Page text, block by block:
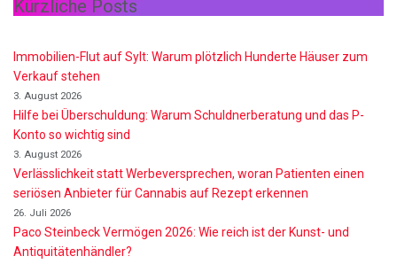
Kürzliche Posts
Immobilien-Flut auf Sylt: Warum plötzlich Hunderte Häuser zum
Verkauf stehen
3. August 2026
Hilfe bei Überschuldung: Warum Schuldnerberatung und das P-
Konto so wichtig sind
3. August 2026
Verlässlichkeit statt Werbeversprechen, woran Patienten einen
seriösen Anbieter für Cannabis auf Rezept erkennen
26. Juli 2026
Paco Steinbeck Vermögen 2026: Wie reich ist der Kunst- und
Antiquitätenhändler?